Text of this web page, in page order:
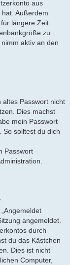
aus
Außerdem
längere Zeit
zu
aktiv an den
altes Passwort nicht
Dies machst
mein Passwort
So solltest du dich
Passwort
angemeldet.
durch
du das Kästchen
Dies ist nicht
Computer,